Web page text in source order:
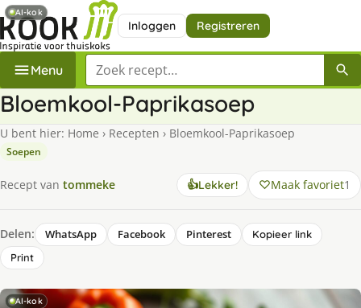
Inloggen Registreren
Menu Zoek een recept
Bloemkool-Paprikasoep
U bent hier: Home › Recepten › Bloemkool-Paprikasoep
Soepen
Recept van tommeke 👍Lekker! Maak favoriet1
Delen: WhatsApp Facebook Pinterest
Kopieer link
Print
AI-kok
AI-kok